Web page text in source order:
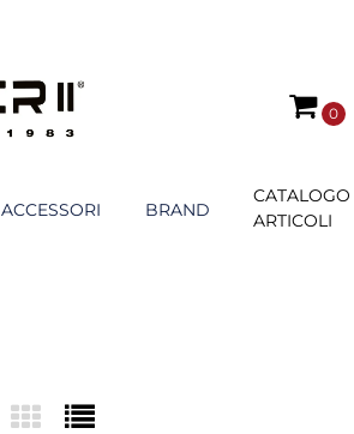
0
ACCESSORI BRAND
CATALOGO
ARTICOLI